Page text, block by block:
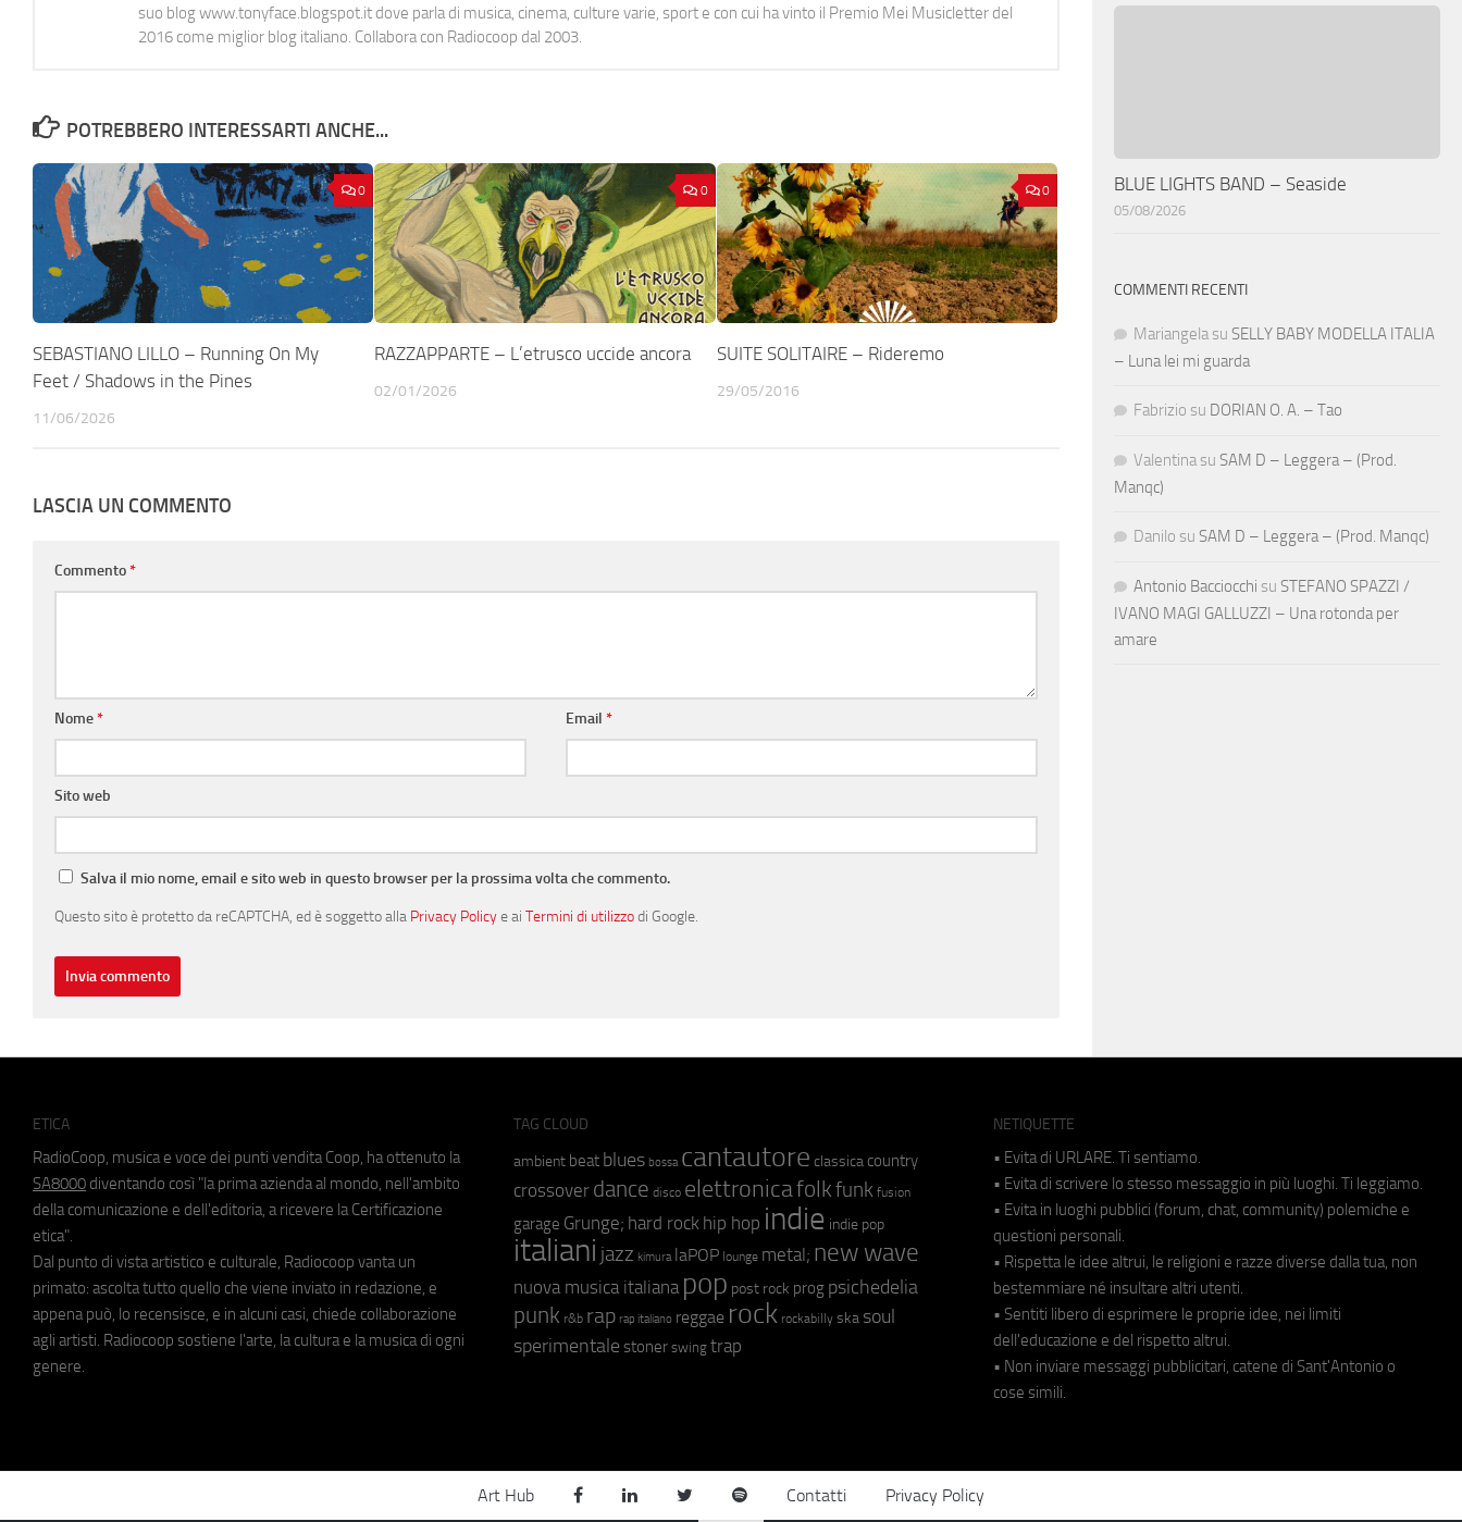
suo blog www.tonyface.blogspot.it dove parla di musica, cinema, culture varie, sport e con cui ha vinto il Premio Mei Musicletter del
2016 come miglior blog italiano. Collabora con Radiocoop dal 2003.
POTREBBERO INTERESSARTI ANCHE...
0
SEBASTIANO LILLO – Running On My
Feet / Shadows in the Pines
11/06/2026
0
RAZZAPPARTE – L’etrusco uccide ancora
02/01/2026
0
SUITE SOLITAIRE – Rideremo
29/05/2016
LASCIA UN COMMENTO
Commento*
Nome* Email*
Sito web
Salva il mio nome, email e sito web in questo browser per la prossima volta che commento.
Questo sito è protetto da reCAPTCHA, ed è soggetto alla Privacy Policye ai Termini di utilizzodi Google.
BLUE LIGHTS BAND – Seaside
05/08/2026
COMMENTI RECENTI
Mariangela su SELLY BABY MODELLA ITALIA
– Luna lei mi guarda
Fabrizio su DORIAN O. A. – Tao
Valentina su SAM D – Leggera – (Prod.
Manqc)
Danilo su SAM D – Leggera – (Prod. Manqc)
Antonio Bacciocchi su STEFANO SPAZZI /
IVANO MAGI GALLUZZI – Una rotonda per
amare
ETICA
RadioCoop, musica e voce dei punti vendita Coop, ha ottenuto la
SA8000 diventando così "la prima azienda al mondo, nell'ambito
della comunicazione e dell'editoria, a ricevere la Certificazione
etica".
Dal punto di vista artistico e culturale, Radiocoop vanta un
primato: ascolta tutto quello che viene inviato in redazione, e
appena può, lo recensisce, e in alcuni casi, chiede collaborazione
agli artisti. Radiocoop sostiene l'arte, la cultura e la musica di ogni
genere.
TAG CLOUD
ambient beat blues bossa cantautore classica country
crossover dance disco elettronicafolkfunk fusion
garage Grunge; hard rock hip hop indie indie pop
italiani jazz kimura laPOP lounge metal; new wave
nuova musica italiana pop post rock prog psichedelia
punk r&b rap rap italiano reggae rock rockabilly ska soul
sperimentale stoner swing trap
NETIQUETTE
• Evita di URLARE. Ti sentiamo.
• Evita di scrivere lo stesso messaggio in più luoghi. Ti leggiamo.
• Evita in luoghi pubblici (forum, chat, community) polemiche e
questioni personali.
• Rispetta le idee altrui, le religioni e razze diverse dalla tua, non
bestemmiare né insultare altri utenti.
• Sentiti libero di esprimere le proprie idee, nei limiti
dell'educazione e del rispetto altrui.
• Non inviare messaggi pubblicitari, catene di Sant'Antonio o
cose simili.
Art Hub Contatti Privacy Policy